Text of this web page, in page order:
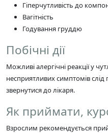
Гіперчутливість до
Вагітність
Годування груддю
Побічні дії
Можливі алергічні реакції у
несприятливих симптомів
звернутися до лікаря.
Як приймати,
Взрослим рекомендується